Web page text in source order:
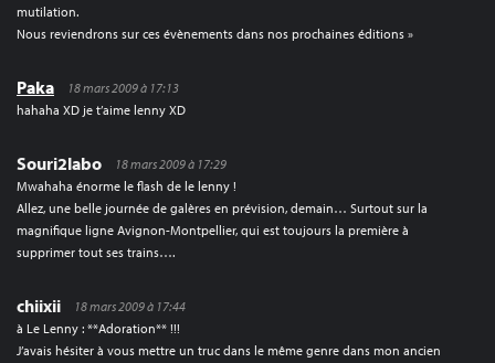
mutilation.
Nous reviendrons sur ces évènements dans nos prochaines éditions »
Paka
18 mars 2009 à 17:13
hahaha XD je t’aime lenny XD
Souri2labo
18 mars 2009 à 17:29
Mwahaha énorme le flash de le lenny !
Allez, une belle journée de galères en prévision, demain… Surtout sur la
magnifique ligne Avignon-Montpellier, qui est toujours la première à
supprimer tout ses trains….
chiixii
18 mars 2009 à 17:44
à Le Lenny : **Adoration** !!!
J’avais hésiter à vous mettre un truc dans le même genre dans mon ancien